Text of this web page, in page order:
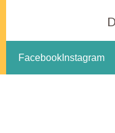
Facebook Instagram